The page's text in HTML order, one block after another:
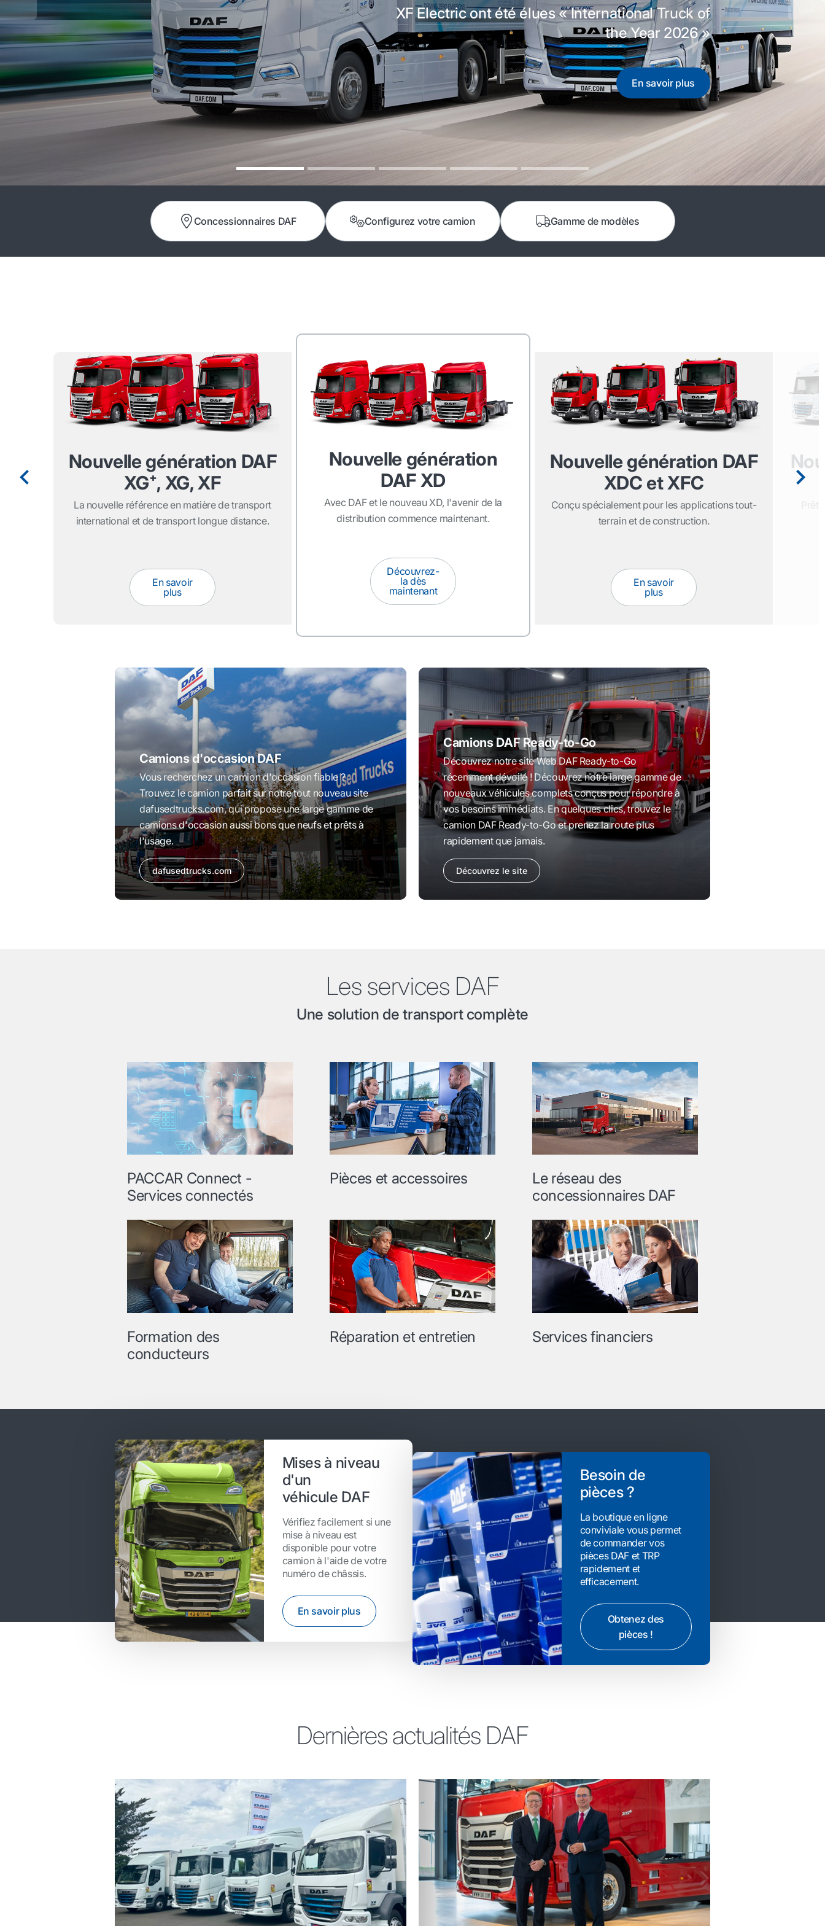
XF Electric ont été élues « International Truck of
the Year 2026 »
En savoir plus
Concessionnaires DAF Configurez votre camion Gamme de modèles
Nouvelle génération DAF
XG⁺, XG, XF
La nouvelle référence en matière de transport
international et de transport longue distance.
En savoir
plus
Nouvelle génération
DAF XD
Avec DAF et le nouveau XD, l'avenir de la
distribution commence maintenant.
Découvrez-
la dès
maintenant
Nouvelle génération DAF
XDC et XFC
Conçu spécialement pour les applications tout-
terrain et de construction.
En savoir
plus
Camions d'occasion DAF
Vous recherchez un camion d'occasion fiable ?
Trouvez le camion parfait sur notre tout nouveau site
dafusedtrucks.com, qui propose une large gamme de
camions d'occasion aussi bons que neufs et prêts à
l'usage.
dafusedtrucks.com
Camions DAF Ready-to-Go
Découvrez notre site Web DAF Ready-to-Go
récemment dévoilé ! Découvrez notre large gamme de
nouveaux véhicules complets conçus pour répondre à
vos besoins immédiats. En quelques clics, trouvez le
camion DAF Ready-to-Go et prenez la route plus
rapidement que jamais.
Découvrez le site
Les services DAF
Une solution de transport complète
PACCAR Connect -
Services connectés
Pièces et accessoires
Le réseau des
concessionnaires DAF
Formation des
conducteurs
Réparation et entretien Services financiers
Mises à niveau
d'un
véhicule DAF
Vérifiez facilement si une
mise à niveau est
disponible pour votre
camion à l'aide de votre
numéro de châssis.
En savoir plus
Besoin de
pièces ?
La boutique en ligne
conviviale vous permet
de commander vos
pièces DAF et TRP
rapidement et
efficacement.
Obtenez des
pièces !
Dernières actualités DAF